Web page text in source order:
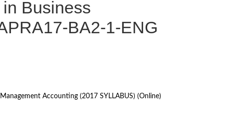
Business
BA2-1-ENG
Accounting (2017 SYLLABUS) (Online)